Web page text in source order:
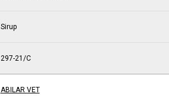
Sirup
297-21/C
ABILAR VET